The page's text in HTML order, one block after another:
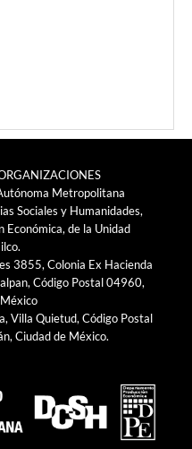
Metropolitana
Sociales y Humanidades,
de la Unidad
3855, Colonia Ex Hacienda
Código Postal 04960,
Villa Quietud, Código Postal
Ciudad de México.